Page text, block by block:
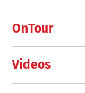
OnTour
Videos